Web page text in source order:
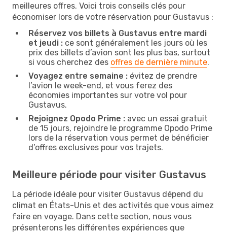
meilleures offres. Voici trois conseils clés pour
économiser lors de votre réservation pour Gustavus :
Réservez vos billets à Gustavus entre mardi
et jeudi : ce sont généralement les jours où les
prix des billets d’avion sont les plus bas, surtout
si vous cherchez des offres de dernière minute.
Voyagez entre semaine : évitez de prendre
l’avion le week-end, et vous ferez des
économies importantes sur votre vol pour
Gustavus.
Rejoignez Opodo Prime : avec un essai gratuit
de 15 jours, rejoindre le programme Opodo Prime
lors de la réservation vous permet de bénéficier
d’offres exclusives pour vos trajets.
Meilleure période pour visiter Gustavus
La période idéale pour visiter Gustavus dépend du
climat en États-Unis et des activités que vous aimez
faire en voyage. Dans cette section, nous vous
présenterons les différentes expériences que